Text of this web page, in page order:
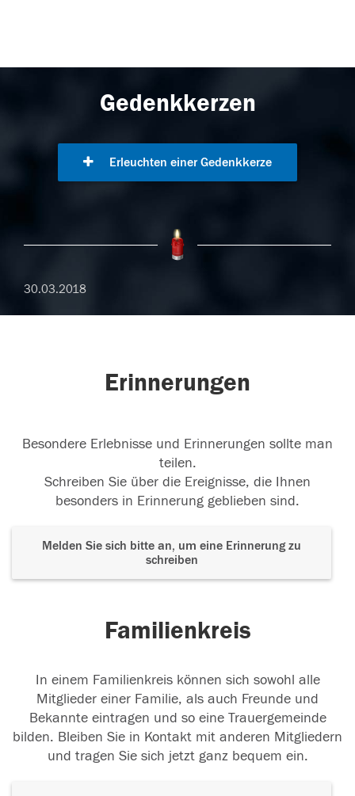
Gedenkkerzen
Erleuchten einer Gedenkkerze
30.03.2018
Erinnerungen
Besondere Erlebnisse und Erinnerungen sollte man
teilen.
Schreiben Sie über die Ereignisse, die Ihnen
besonders in Erinnerung geblieben sind.
Melden Sie sich bitte an, um eine Erinnerung zu
schreiben
Familienkreis
In einem Familienkreis können sich sowohl alle
Mitglieder einer Familie, als auch Freunde und
Bekannte eintragen und so eine Trauergemeinde
bilden. Bleiben Sie in Kontakt mit anderen Mitgliedern
und tragen Sie sich jetzt ganz bequem ein.